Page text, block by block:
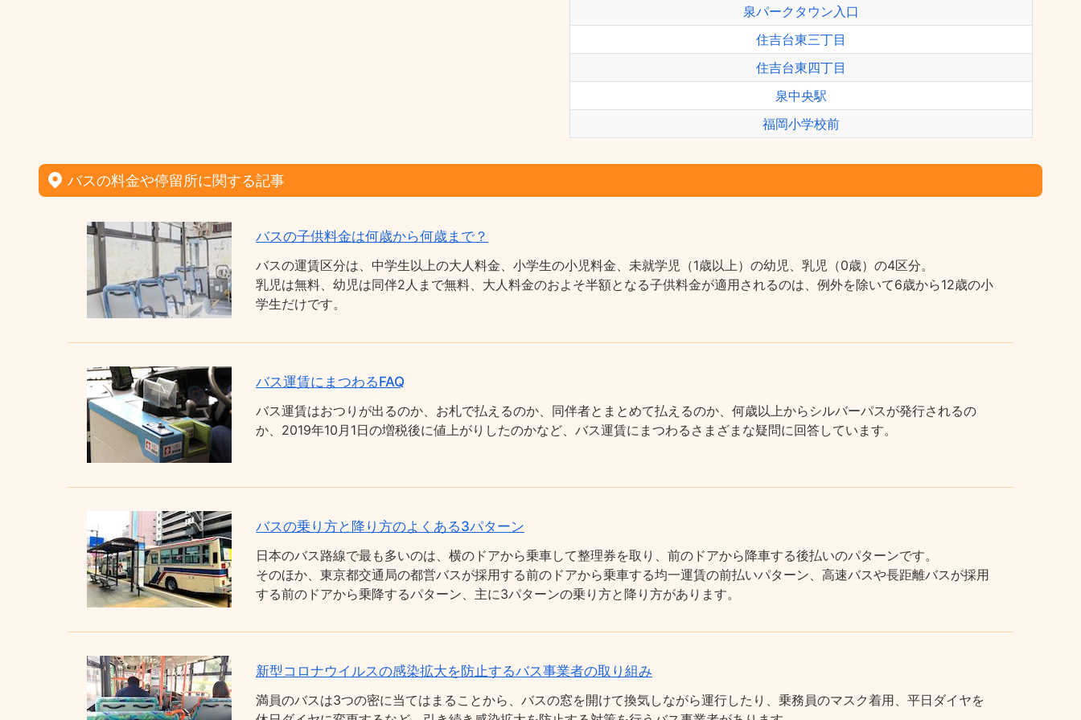
泉パークタウン入口
住吉台東三丁目
住吉台東四丁目
泉中央駅
福岡小学校前
バスの料金や停留所に関する記事
バスの子供料金は何歳から何歳まで？
バスの運賃区分は、中学生以上の大人料金、小学生の小児料金、未就学児（1歳以上）の幼児、乳児（0歳）の4区分。
乳児は無料、幼児は同伴2人まで無料、大人料金のおよそ半額となる子供料金が適用されるのは、例外を除いて6歳から12歳の小
学生だけです。
バス運賃にまつわるFAQ
バス運賃はおつりが出るのか、お札で払えるのか、同伴者とまとめて払えるのか、何歳以上からシルバーパスが発行されるの
か、2019年10月1日の増税後に値上がりしたのかなど、バス運賃にまつわるさまざまな疑問に回答しています。
バスの乗り方と降り方のよくある3パターン
日本のバス路線で最も多いのは、横のドアから乗車して整理券を取り、前のドアから降車する後払いのパターンです。
そのほか、東京都交通局の都営バスが採用する前のドアから乗車する均一運賃の前払いパターン、高速バスや長距離バスが採用
する前のドアから乗降するパターン、主に3パターンの乗り方と降り方があります。
新型コロナウイルスの感染拡大を防止するバス事業者の取り組み
満員のバスは3つの密に当てはまることから、バスの窓を開けて換気しながら運行したり、乗務員のマスク着用、平日ダイヤを